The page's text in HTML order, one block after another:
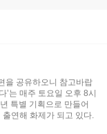
을 공유하오니 참고바랍
’는 매주 토요일 오후 8시
특별 기획으로 만들어
연해 화제가 되고 있다.